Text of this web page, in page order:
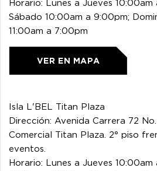
Horario: Lunes a Jueves
Sábado 10:00am a 9:00pm;
11:00am a 7:00pm
VER EN MAPA
Isla L'BEL Titan Plaza
Dirección: Avenida Carrera 72
Comercial Titan Plaza. 2° piso
eventos.
Horario: Lunes a Jueves